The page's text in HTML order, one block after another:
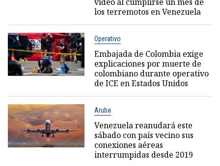
los terremotos en Venezuela
Operativo
Embajada de Colombia exige
explicaciones por muerte de
colombiano durante operativo
de ICE en Estados Unidos
Aruba
Venezuela reanudará este
sábado con país vecino sus
conexiones aéreas
interrumpidas desde 2019